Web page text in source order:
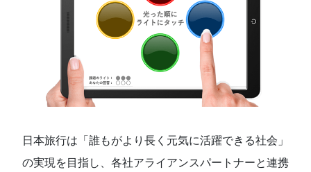
日本旅行は「誰もがより長く元気に活躍できる社会」
の実現を目指し、各社アライアンスパートナーと連携